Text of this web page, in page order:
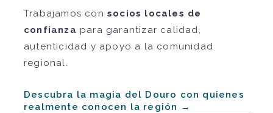
Trabajamos con socios locales de
confianza para garantizar calidad,
autenticidad y apoyo a la comunidad
regional.
Descubra la magia del Douro con quienes
realmente conocen la región →